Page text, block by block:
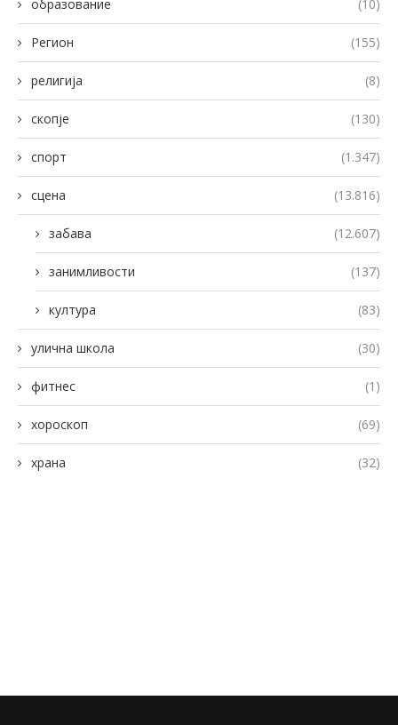
образование (10)
Регион (155)
религија (8)
скопје (130)
спорт (1.347)
сцена (13.816)
забава (12.607)
занимливости (137)
култура (83)
улична школа (30)
фитнес (1)
хороскоп (69)
храна (32)